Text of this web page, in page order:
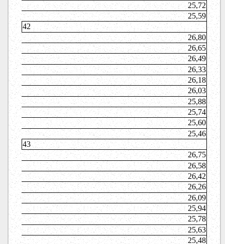
25,72
25,59
42
26,80
26,65
26,49
26,33
26,18
26,03
25,88
25,74
25,60
25,46
43
26,75
26,58
26,42
26,26
26,09
25,94
25,78
25,63
25,48